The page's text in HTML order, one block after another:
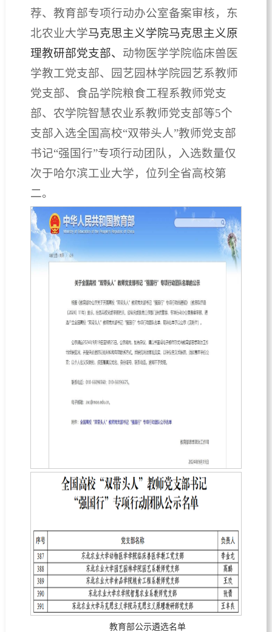
荐、教育部专项行动办公室备案审核，东
北农业大学马克思主义学院马克思主义原
理教研部党支部、 动物医学学院临床兽医
学教工党支部、园艺园林学院园艺系教师
党支部、食品学院粮食工程系教师党支
部、农学院智慧农业系教师党支部等5个
支部入选全国高校“双带头人”教师党支部
书记“强国行”专项行动团队，入选数量仅
次于哈尔滨工业大学，位列全省高校第
二。
教育部公示遴选名单